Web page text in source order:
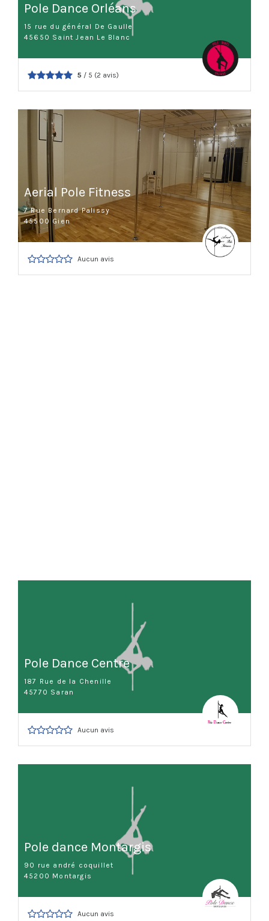
Pole Dance Orléans
15 rue du général De Gaulle
45650 Saint Jean Le Blanc
5 / 5 (2 avis)
Aerial Pole Fitness
7 Rue Bernard Palissy
45500 Gien
Aucun avis
Pole Dance Centre
187 Rue de la Chenille
45770 Saran
Aucun avis
Pole dance Montargis
90 rue andré coquillet
45200 Montargis
Aucun avis